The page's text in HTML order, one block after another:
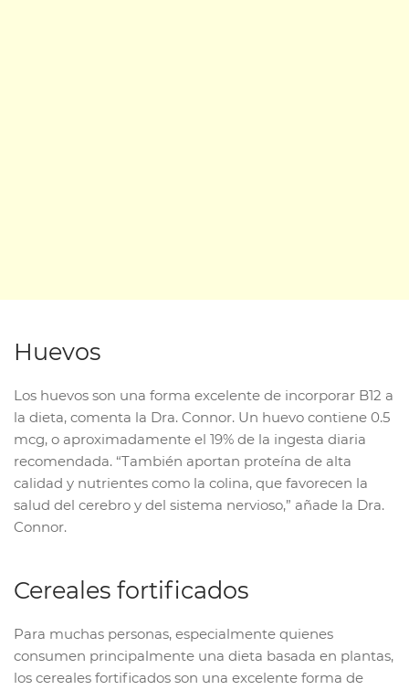
Huevos
Los huevos son una forma excelente de incorporar B12 a
la dieta, comenta la Dra. Connor. Un huevo contiene 0.5
mcg, o aproximadamente el 19% de la ingesta diaria
recomendada. “También aportan proteína de alta
calidad y nutrientes como la colina, que favorecen la
salud del cerebro y del sistema nervioso,” añade la Dra.
Connor.
Cereales fortificados
Para muchas personas, especialmente quienes
consumen principalmente una dieta basada en plantas,
los cereales fortificados son una excelente forma de